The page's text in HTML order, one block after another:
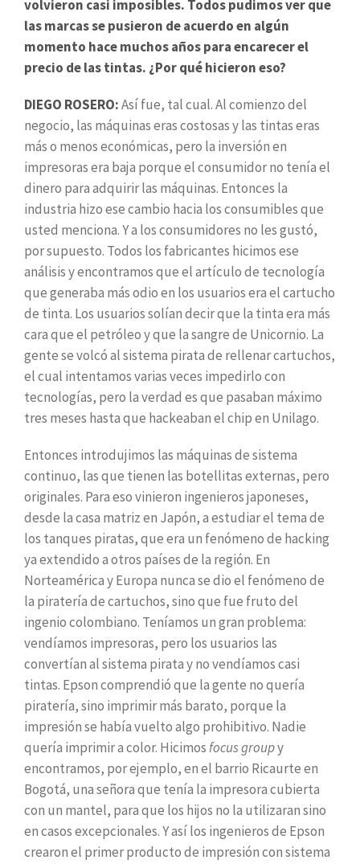
volvieron casi imposibles. Todos pudimos ver que
las marcas se pusieron de acuerdo en algún
momento hace muchos años para encarecer el
precio de las tintas. ¿Por qué hicieron eso?
DIEGO ROSERO:Así fue, tal cual. Al comienzo del
negocio, las máquinas eras costosas y las tintas eras
más o menos económicas, pero la inversión en
impresoras era baja porque el consumidor no tenía el
dinero para adquirir las máquinas. Entonces la
industria hizo ese cambio hacia los consumibles que
usted menciona. Y a los consumidores no les gustó,
por supuesto. Todos los fabricantes hicimos ese
análisis y encontramos que el artículo de tecnología
que generaba más odio en los usuarios era el cartucho
de tinta. Los usuarios solían decir que la tinta era más
cara que el petróleo y que la sangre de Unicornio. La
gente se volcó al sistema pirata de rellenar cartuchos,
el cual intentamos varias veces impedirlo con
tecnologías, pero la verdad es que pasaban máximo
tres meses hasta que hackeaban el chip en Unilago.
Entonces introdujimos las máquinas de sistema
continuo, las que tienen las botellitas externas, pero
originales. Para eso vinieron ingenieros japoneses,
desde la casa matriz en Japón, a estudiar el tema de
los tanques piratas, que era un fenómeno de hacking
ya extendido a otros países de la región. En
Norteamérica y Europa nunca se dio el fenómeno de
la piratería de cartuchos, sino que fue fruto del
ingenio colombiano. Teníamos un gran problema:
vendíamos impresoras, pero los usuarios las
convertían al sistema pirata y no vendíamos casi
tintas. Epson comprendió que la gente no quería
piratería, sino imprimir más barato, porque la
impresión se había vuelto algo prohibitivo. Nadie
quería imprimir a color. Hicimosfocusgroupy
encontramos, por ejemplo, en el barrio Ricaurte en
Bogotá, una señora que tenía la impresora cubierta
con un mantel, para que los hijos no la utilizaran sino
en casos excepcionales. Y así los ingenieros de Epson
crearon el primer producto de impresión con sistema